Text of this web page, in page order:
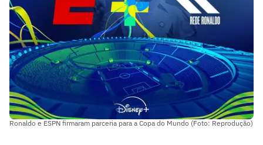
Ronaldo e ESPN firmaram parceria para a Copa do Mundo (Foto: Reprodução)